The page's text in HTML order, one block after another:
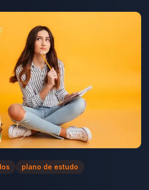
plano de estudo